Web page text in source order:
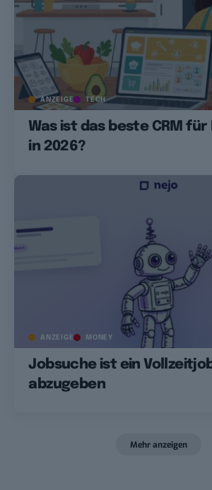
ANZEIGE TECH
Was ist das beste CRM für
in 2026?
ANZEIGE MONEY
Jobsuche ist ein
abzugeben
Mehr anzeigen